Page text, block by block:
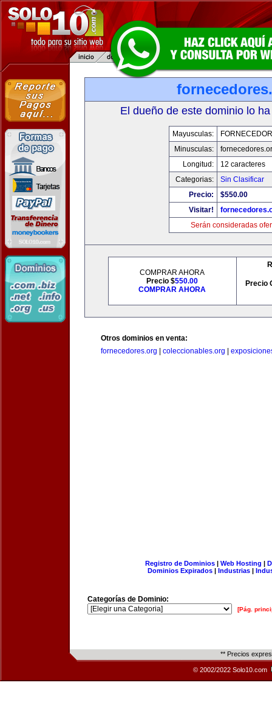
El dueño de este dominio lo
Mayusculas:
Minusculas:
Longitud:
12 caracteres
Categorias:
Sin Clasificar
Precio:
$550.00
Visitar!
Serán consideradas
COMPRAR AHORA
Precio $550.00
COMPRAR AHORA
Precio
Otros dominios en venta:
fornecedores.org
coleccionables.org
Registro de Dominios| Web Hosting |
Dominios Expirados | Industrias |
Categorías de Dominio:
[Pág.
** Precios
© 2002/2022 Solo10.com